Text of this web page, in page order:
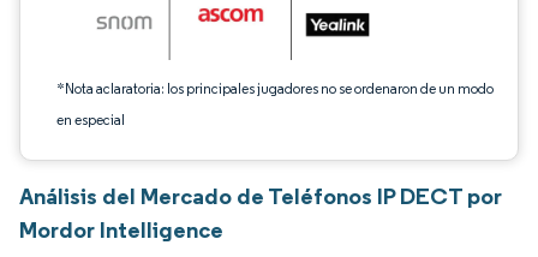
*Nota aclaratoria: los principales jugadores no se ordenaron de un modo
en especial
Análisis del Mercado de Teléfonos IP DECT por
Mordor Intelligence